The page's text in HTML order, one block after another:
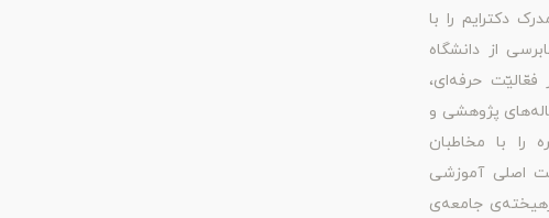
دکترایم را با
از دانشگاه
حرفه‌ای،
مقاله‌های پژوهشی و
را با مخاطبان
اصلی آموزشی
جامعه‌ی